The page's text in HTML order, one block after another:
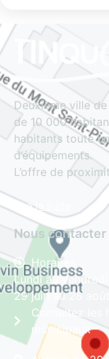
Deuxième ville
de 10 000
habitants toute
d’équipements.
L’offre de
Lire la suite
Nous contacter
Horaires
Lundi au
29 juin au 28 août
Consultez les
municipaux